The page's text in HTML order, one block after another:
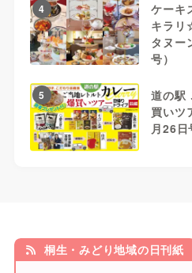
4
ケーキ
キラリ
タヌー
号）
5
道の駅
買いツ
月26日
桐生・みどり地域の日刊紙